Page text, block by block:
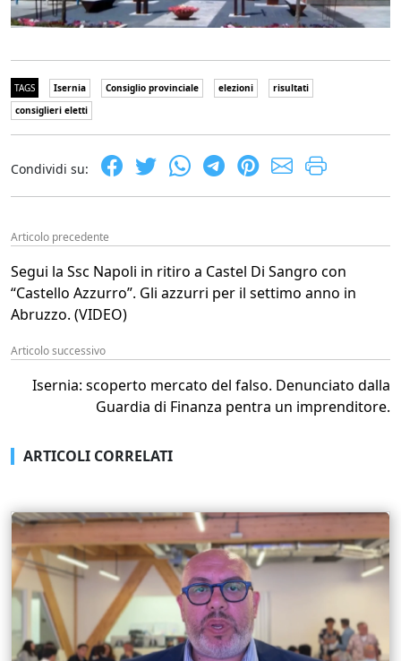
TAGS Isernia Consiglio provinciale elezioni
risultati
consiglieri eletti
Condividi su:
Articolo precedente
Segui la Ssc Napoli in ritiro a Castel Di Sangro con
“Castello Azzurro”. Gli azzurri per il settimo anno in
Abruzzo. (VIDEO)
Articolo successivo
Isernia: scoperto mercato del falso. Denunciato dalla
Guardia di Finanza pentra un imprenditore.
ARTICOLI CORRELATI